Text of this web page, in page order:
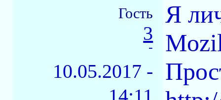
Гость
3
-
10.05.2017 -
Я